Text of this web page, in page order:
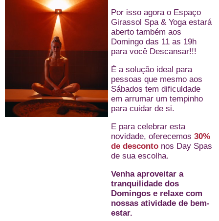
Por isso agora o Espaço
Girassol Spa & Yoga estará
aberto também aos
Domingo das 11 as 19h
para você Descansar!!!
É a solução ideal para
pessoas que mesmo aos
Sábados tem dificuldade
em arrumar um tempinho
para cuidar de si.
E para celebrar esta
novidade, oferecemos30%
de desconto nos Day Spas
de sua escolha.
Venha aproveitar a
tranquilidade dos
Domingos e relaxe com
nossas atividade de bem-
estar.